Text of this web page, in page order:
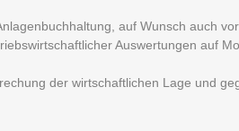
auf Wunsch auch
Auswertungen auf
der wirtschaftlichen Lage und